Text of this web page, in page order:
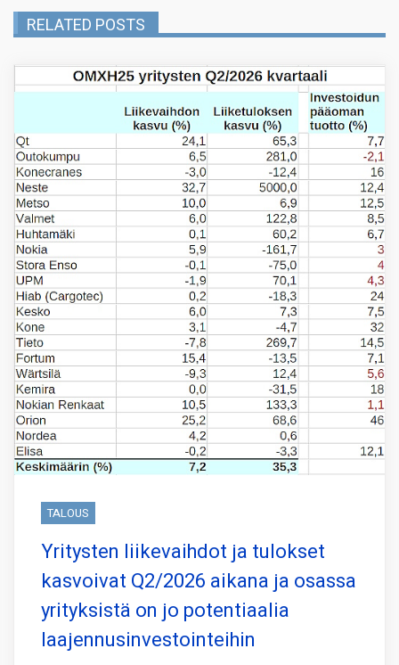
RELATED POSTS
TALOUS
Yritysten liikevaihdot ja tulokset
kasvoivat Q2/2026 aikana ja osassa
yrityksistä on jo potentiaalia
laajennusinvestointeihin